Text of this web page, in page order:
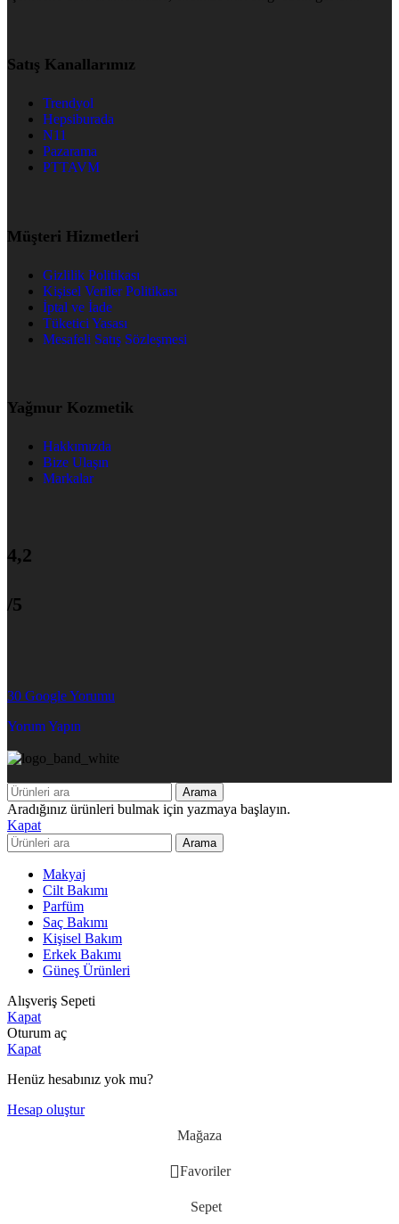
Satış Kanallarımız
Trendyol
Hepsiburada
N11
Pazarama
PTTAVM
Müşteri Hizmetleri
Gizlilik Politikası
Kişisel Veriler Politikası
İptal ve İade
Tüketici Yasası
Mesafeli Satış Sözleşmesi
Yağmur Kozmetik
Hakkımızda
Bize Ulaşın
Markalar
4,2
/5
30 Google Yorumu
Yorum Yapın
Arama
Aradığınız ürünleri bulmak için yazmaya başlayın.
Kapat
Arama
Makyaj
Cilt Bakımı
Parfüm
Saç Bakımı
Kişisel Bakım
Erkek Bakımı
Güneş Ürünleri
Alışveriş Sepeti
Kapat
Oturum aç
Kapat
Henüz hesabınız yok mu?
Hesap oluştur
Mağaza
Favoriler
Sepet